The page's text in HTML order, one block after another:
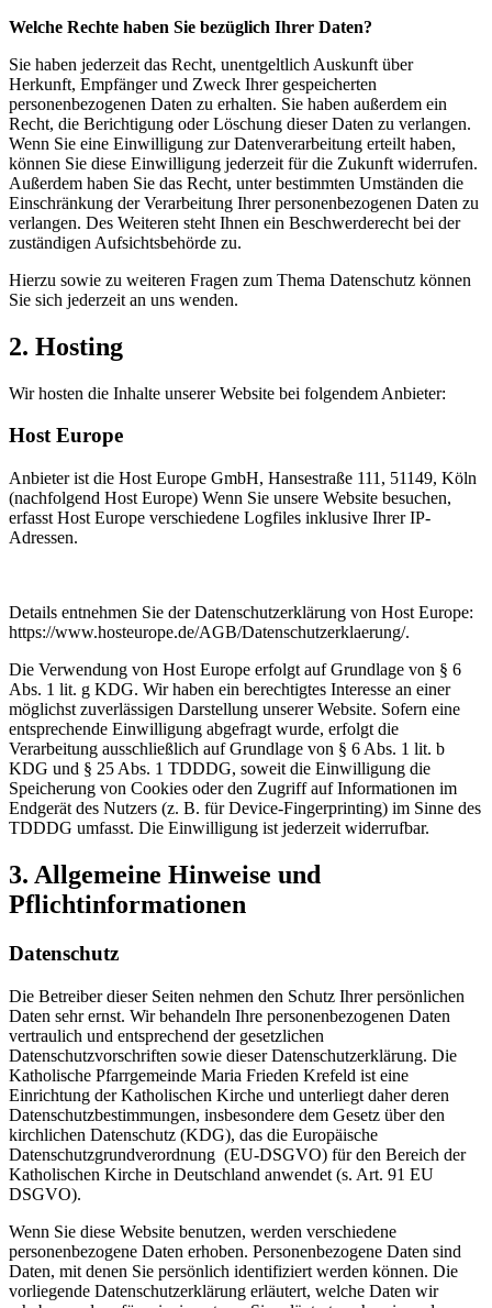
Welche Rechte haben Sie bezüglich Ihrer Daten?
Sie haben jederzeit das Recht, unentgeltlich Auskunft über
Herkunft, Empfänger und Zweck Ihrer gespeicherten
personenbezogenen Daten zu erhalten. Sie haben außerdem ein
Recht, die Berichtigung oder Löschung dieser Daten zu verlangen.
Wenn Sie eine Einwilligung zur Datenverarbeitung erteilt haben,
können Sie diese Einwilligung jederzeit für die Zukunft widerrufen.
Außerdem haben Sie das Recht, unter bestimmten Umständen die
Einschränkung der Verarbeitung Ihrer personenbezogenen Daten zu
verlangen. Des Weiteren steht Ihnen ein Beschwerderecht bei der
zuständigen Aufsichtsbehörde zu.
Hierzu sowie zu weiteren Fragen zum Thema Datenschutz können
Sie sich jederzeit an uns wenden.
2. Hosting
Wir hosten die Inhalte unserer Website bei folgendem Anbieter:
Host Europe
Anbieter ist die Host Europe GmbH, Hansestraße 111, 51149, Köln
(nachfolgend Host Europe) Wenn Sie unsere Website besuchen,
erfasst Host Europe verschiedene Logfiles inklusive Ihrer IP-
Adressen.
Details entnehmen Sie der Datenschutzerklärung von Host Europe:
https://www.hosteurope.de/AGB/Datenschutzerklaerung/.
Die Verwendung von Host Europe erfolgt auf Grundlage von § 6
Abs. 1 lit. g KDG. Wir haben ein berechtigtes Interesse an einer
möglichst zuverlässigen Darstellung unserer Website. Sofern eine
entsprechende Einwilligung abgefragt wurde, erfolgt die
Verarbeitung ausschließlich auf Grundlage von § 6 Abs. 1 lit. b
KDG und § 25 Abs. 1 TDDDG, soweit die Einwilligung die
Speicherung von Cookies oder den Zugriff auf Informationen im
Endgerät des Nutzers (z. B. für Device-Fingerprinting) im Sinne des
TDDDG umfasst. Die Einwilligung ist jederzeit widerrufbar.
3. Allgemeine Hinweise und
Pflichtinformationen
Datenschutz
Die Betreiber dieser Seiten nehmen den Schutz Ihrer persönlichen
Daten sehr ernst. Wir behandeln Ihre personenbezogenen Daten
vertraulich und entsprechend der gesetzlichen
Datenschutzvorschriften sowie dieser Datenschutzerklärung. Die
Katholische Pfarrgemeinde Maria Frieden Krefeld ist eine
Einrichtung der Katholischen Kirche und unterliegt daher deren
Datenschutzbestimmungen, insbesondere dem Gesetz über den
kirchlichen Datenschutz (KDG), das die Europäische
Datenschutzgrundverordnung (EU-DSGVO) für den Bereich der
Katholischen Kirche in Deutschland anwendet (s. Art. 91 EU
DSGVO).
Wenn Sie diese Website benutzen, werden verschiedene
personenbezogene Daten erhoben. Personenbezogene Daten sind
Daten, mit denen Sie persönlich identifiziert werden können. Die
vorliegende Datenschutzerklärung erläutert, welche Daten wir